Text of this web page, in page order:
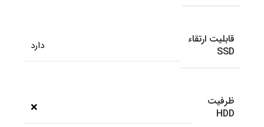
قابلیت ارتقاء
SSD
دارد
ظرفیت
HDD
❌